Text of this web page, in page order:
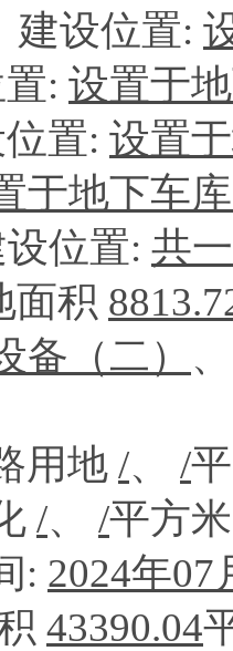
建设位置:
: 设置于
置: 设置
于地下车
位置: 共
面积
备（二）
用地 /、 /
/、 /平方
: 2024年07
43390.04